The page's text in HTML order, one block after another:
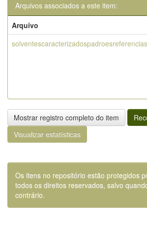
Arquivos associados a este item:
Arquivo
Mostrar registro completo do item
Visualizar estatísticas
Os itens no repositório estão protegidos
todos os direitos reservados, salvo
contrário.